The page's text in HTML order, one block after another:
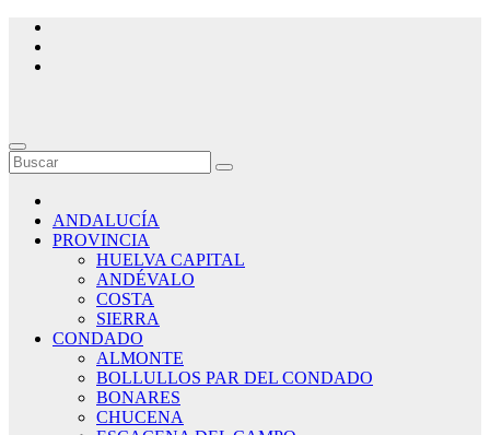
Saltar
contenido
ANDALUCÍA
PROVINCIA
HUELVA CAPITAL
ANDÉVALO
COSTA
SIERRA
CONDADO
ALMONTE
BOLLULLOS PAR DEL CONDADO
BONARES
CHUCENA